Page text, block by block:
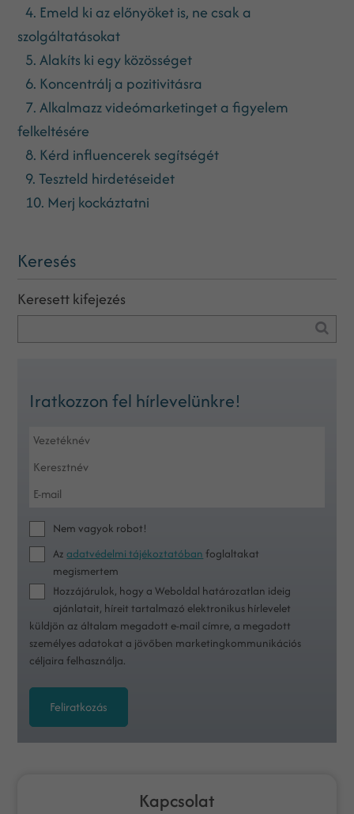
4. Emeld ki az előnyöket is, ne csak a
szolgáltatásokat
5. Alakíts ki egy közösséget
6. Koncentrálj a pozitivitásra
7. Alkalmazz videómarketinget a figyelem
felkeltésére
8. Kérd influencerek segítségét
9. Teszteld hirdetéseidet
10. Merj kockáztatni
Keresés
Keresett kifejezés
Iratkozzon fel hírlevelünkre!
Nem vagyok robot!
Azadatvédelmi tájékoztatóban foglaltakat
megismertem
Hozzájárulok, hogy a Weboldal határozatlan ideig
ajánlatait, híreit tartalmazó elektronikus hírlevelet
küldjön az általam megadott e-mail címre, a megadott
személyes adatokat a jövőben marketingkommunikációs
céljaira felhasználja.
Feliratkozás
Kapcsolat